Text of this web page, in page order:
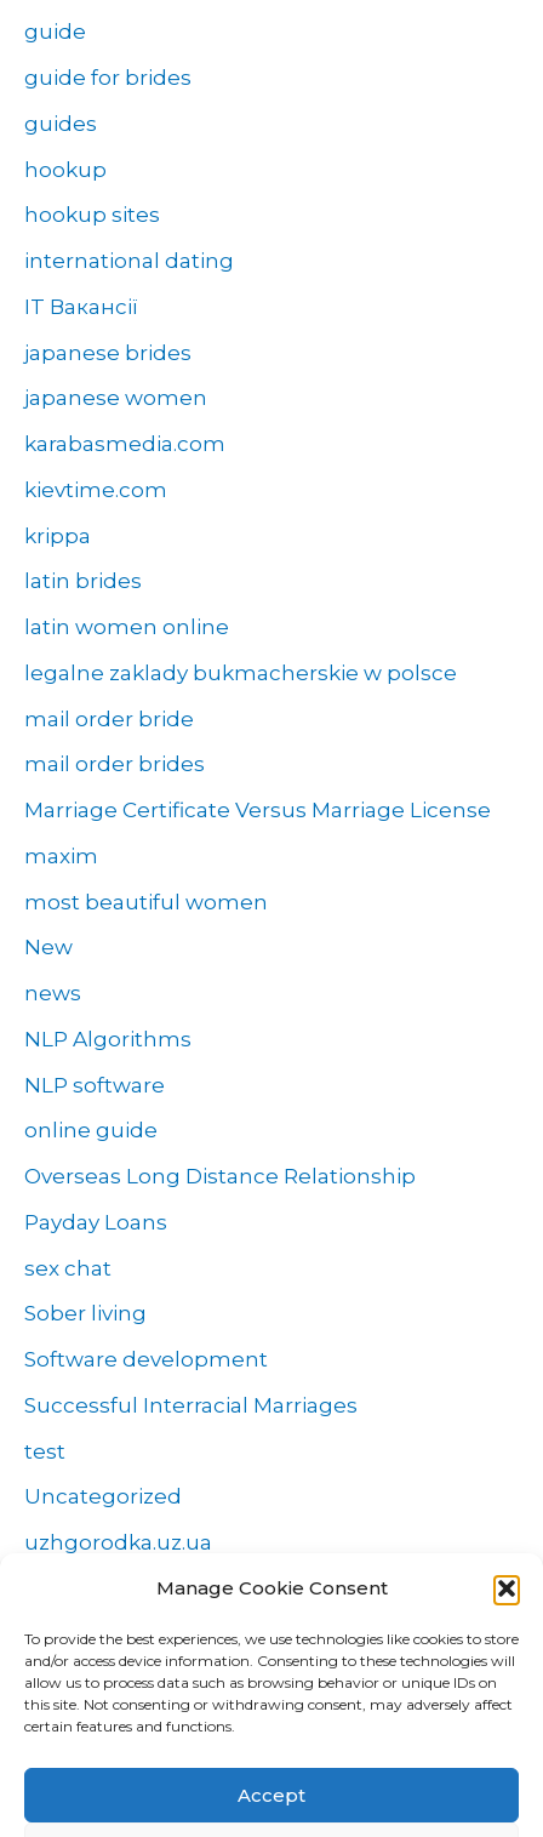
Manage Cookie Consent
To provide the best experiences, we use technologies like cookies to store
and/or access device information. Consenting to these technologies will
allow us to process data such as browsing behavior or unique IDs on
this site. Not consenting or withdrawing consent, may adversely affect
certain features and functions.
Accept
guide
guide for brides
guides
hookup
hookup sites
international dating
IT Вакансії
japanese brides
japanese women
karabasmedia.com
kievtime.com
krippa
latin brides
latin women online
legalne zaklady bukmacherskie w polsce
mail order bride
mail order brides
Marriage Certificate Versus Marriage License
maxim
most beautiful women
New
news
NLP Algorithms
NLP software
online guide
Overseas Long Distance Relationship
Payday Loans
sex chat
Sober living
Software development
Successful Interracial Marriages
test
Uncategorized
uzhgorodka.uz.ua
Wszystko o zakładach
Zakłady
попа
Форекс Брокеры
Форекс обучение